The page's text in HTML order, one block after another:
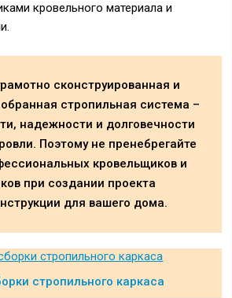
кровельного материала и
сконструированная и
стропильная система –
надежности и долговечности
Поэтому не пренебрегайте
кровельщиков и
при создании проекта
для вашего дома.
стропильного каркаса